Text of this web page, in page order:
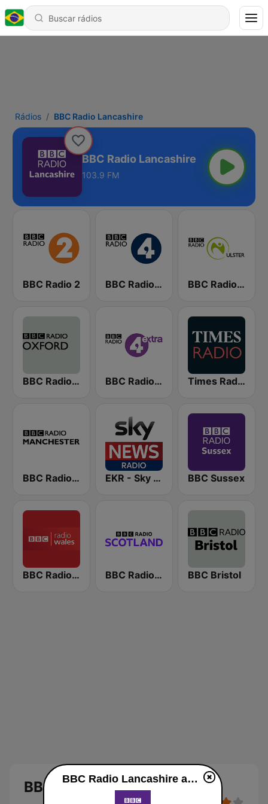
Rádios BBC Radio Lancashire
BBC Radio Lancashire
103.9 FM
BBC Radio 2 BBC Radio 4 BBC Radio Ulster
BBC Radio Oxford BBC Radio 4 Extra Times Radio
BBC Radio Manchester EKR - Sky News Radio BBC Sussex
BBC Radio Wales BBC Radio Scotland BBC Bristol
BBC Radio Lancashire BBC Radio Lancashire ao vivo